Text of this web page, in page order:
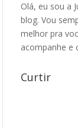
Olá, eu sou a
blog. Vou
melhor pra
acompanhe e
Curtir